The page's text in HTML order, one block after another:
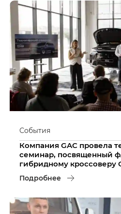
События
Компания GAC провела
семинар, посвященный
гибридному кроссоверу
Подробнее